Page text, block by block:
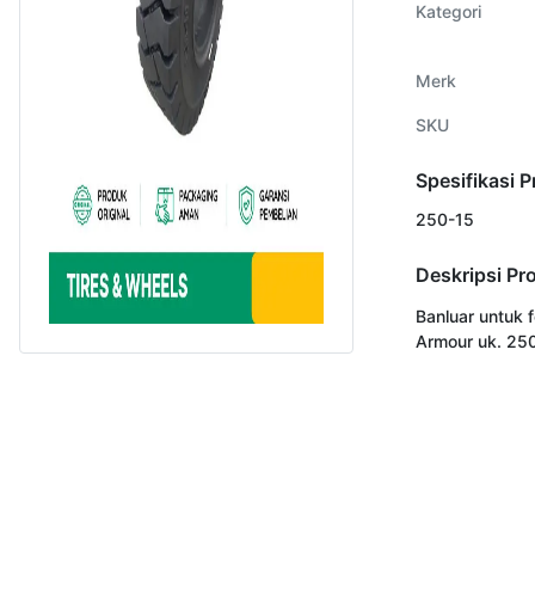
Kategori
Merk
SKU
Spesifikasi
250-15
Deskripsi
Banluar untuk
Armour uk.